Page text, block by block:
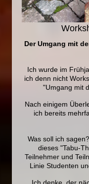
Der Umgang mit
Ich wurde im
ich denn nicht
"Umgang mit
Nach einigem
ich bereits
Was soll ich
dieses "Tabu-
Teilnehmer und
Linie Studenten